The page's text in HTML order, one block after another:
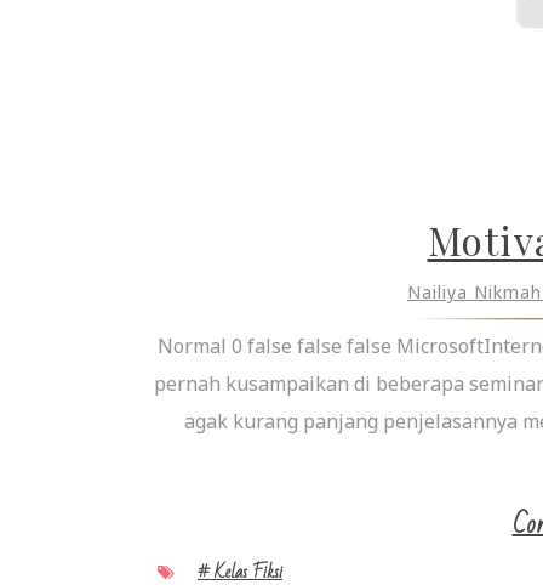
Nailiya
Normal 0 false false false
pernah kusampaikan di beberapa
agak kurang panjang penjelasannya
# Kelas Fiksi